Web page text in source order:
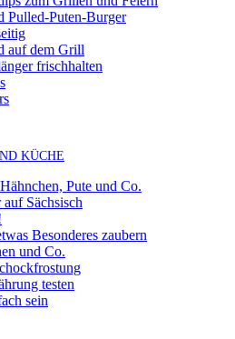
Pulled-Puten-Burger
auf dem Grill
frischhalten
KÜCHE
Pute und Co.
Sächsisch
Besonderes zaubern
und Co.
testen
sein